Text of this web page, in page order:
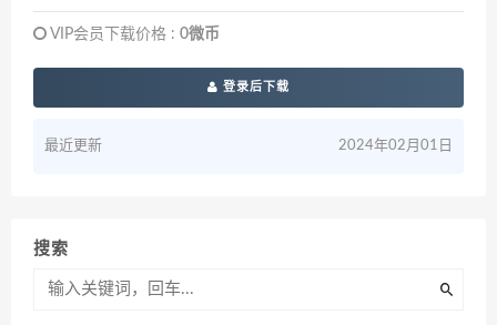
VIP会员下载价格 : 0微币
登录后下载
最近更新 2024年02月01日
搜索